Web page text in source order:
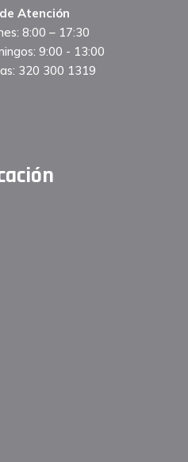
Atención
8:00 – 17:30
9:00 - 13:00
320 300 1319